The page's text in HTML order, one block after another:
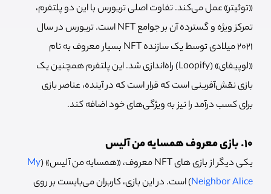
«توئیتر» عمل می‌کند. تفاوت اصلی تریورس با این دو پلتفرم،
تمرکز ویژه و گسترده آن بر جوامع NFT است. تریورس در سال
2021 میلادی توسط یک سازنده NFT بسیار معروف به نام
«لوپیفای» (Loopify) راه‌اندازی شد. این پلتفرم همچنین یک
بازی نقش‌آفرینی است که قرار است که در‌ آینده، عناصر بازی
برای کسب درآمد را نیز به ویژگی‌های خود اضافه کند.
10. بازی معروف همسایه من آلیس
یکی دیگر از بازی های NFT معروف، «همسایه من آلیس» (
My
Neighbor Alice) است. در این بازی، کاربران می‌بایست بر روی